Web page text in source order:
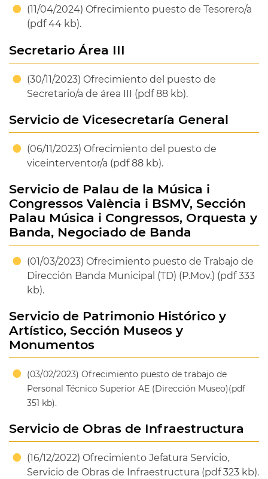
(11/04/2024) Ofrecimiento puesto de Tesorero/a
(pdf 44 kb).
Secretario Área III
(30/11/2023) Ofrecimiento del puesto de
Secretario/a de área III (pdf 88 kb).
Servicio de Vicesecretaría General
(06/11/2023) Ofrecimiento del puesto de
viceinterventor/a (pdf 88 kb).
Servicio de Palau de la Música i
Congressos València i BSMV, Sección
Palau Música i Congressos, Orquesta y
Banda, Negociado de Banda
(01/03/2023) Ofrecimiento puesto de Trabajo de
Dirección Banda Municipal (TD) (P.Mov.) (pdf 333
kb).
Servicio de Patrimonio Histórico y
Artístico, Sección Museos y
Monumentos
(03/02/2023) Ofrecimiento puesto de trabajo de
Personal Técnico Superior AE (Dirección Museo)(pdf
351 kb).
Servicio de Obras de Infraestructura
(16/12/2022) Ofrecimiento Jefatura Servicio,
Servicio de Obras de Infraestructura (pdf 323 kb).